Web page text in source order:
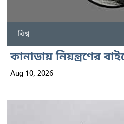
বিশ্ব
কানাডায় নিয়ন্ত্রণের
Aug 10, 2026